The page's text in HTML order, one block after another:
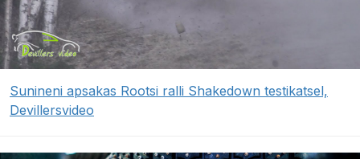
Sunineni apsakas Rootsi ralli Shakedown testikatsel,
Devillersvideo